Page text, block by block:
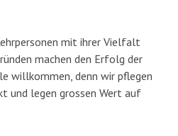
mit ihrer Vielfalt
machen den Erfolg der
willkommen, denn wir pflegen
und legen grossen Wert auf